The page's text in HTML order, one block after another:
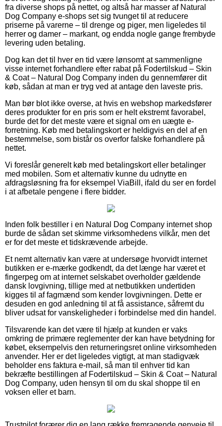
fra diverse shops på nettet, og altså har masser af Natural
Dog Company e-shops set sig tvunget til at reducere
priserne på varerne – til drenge og piger, men ligeledes til
herrer og damer – markant, og endda nogle gange frembyde
levering uden betaling.
Dog kan det til hver en tid være lønsomt at sammenligne
visse internet forhandlere efter rabat på Fodertilskud – Skin
& Coat – Natural Dog Company inden du gennemfører dit
køb, sådan at man er tryg ved at antage den laveste pris.
Man bør blot ikke overse, at hvis en webshop markedsfører
deres produkter for en pris som er helt ekstremt favorabel,
burde det for det meste være et signal om en uægte e-
forretning. Køb med betalingskort er heldigvis en del af en
bestemmelse, som bistår os overfor falske forhandlere på
nettet.
Vi foreslår generelt køb med betalingskort eller betalinger
med mobilen. Som et alternativ kunne du udnytte en
afdragsløsning fra for eksempel ViaBill, ifald du ser en fordel
i at afbetale pengene i flere bidder.
Inden folk bestiller i en Natural Dog Company internet shop
burde de sådan set skimme virksomhedens vilkår, men det
er for det meste et tidskrævende arbejde.
Et nemt alternativ kan være at undersøge hvorvidt internet
butikken er e-mærke godkendt, da det længe har været et
fingerpeg om at internet selskabet overholder gældende
dansk lovgivning, tillige med at netbutikken undertiden
kigges til af fagmænd som kender lovgivningen. Dette er
desuden en god anledning til at få assistance, såfremt du
bliver udsat for vanskeligheder i forbindelse med din handel.
Tilsvarende kan det være til hjælp at kunden er vaks
omkring de primære reglementer der kan have betydning for
købet, eksempelvis den returneringsret online virksomheden
anvender. Her er det ligeledes vigtigt, at man stadigvæk
beholder ens faktura e-mail, så man til enhver tid kan
bekræfte bestillingen af Fodertilskud – Skin & Coat – Natural
Dog Company, uden hensyn til om du skal shoppe til en
voksen eller et barn.